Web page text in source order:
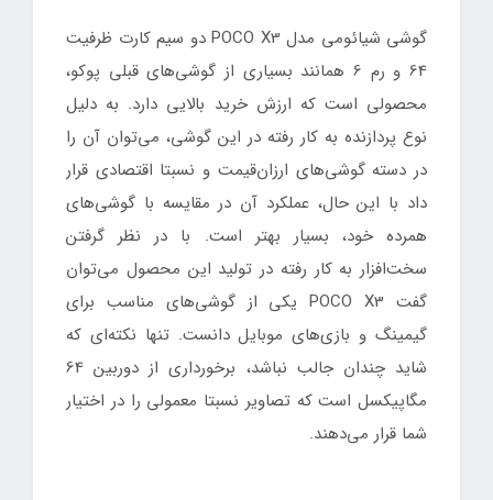
گوشی شیائومی مدل POCO X3 دو سیم‌ کارت ظرفیت
64 و رم 6 همانند بسیاری از گوشی‌های قبلی پوکو،
محصولی است که ارزش خرید بالایی دارد. به دلیل
نوع پردازنده به کار رفته در این گوشی، می‌توان آن را
در دسته گوشی‌های ارزان‌قیمت و نسبتا اقتصادی قرار
داد با این حال، عملکرد آن در مقایسه با گوشی‌های
همرده خود، بسیار بهتر است. با در نظر گرفتن
سخت‌افزار به کار رفته در تولید این محصول می‌توان
گفت POCO X3 یکی از گوشی‌های مناسب برای
گیمینگ و بازی‌های موبایل دانست. تنها نکته‌ای که
شاید چندان جالب نباشد، برخورداری از دوربین 64
مگاپیکسل است که تصاویر نسبتا معمولی را در اختیار
شما قرار می‌دهند.